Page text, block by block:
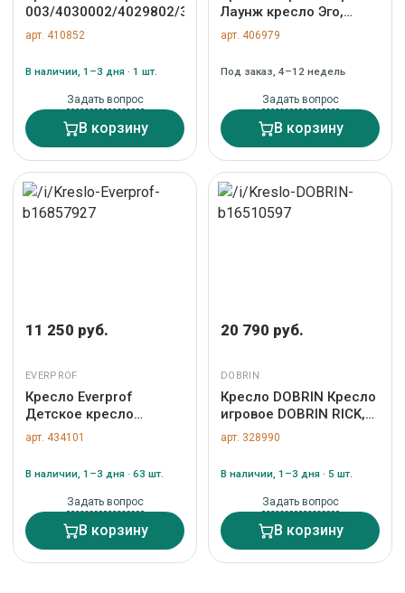
003/4030002/4029802/3630001163
арт. 410852
В наличии, 1–3 дня · 1 шт.
Задать вопрос
В корзину
Лаунж кресло Эго,
микромех темный арт.
24568
арт. 406979
Под заказ, 4–12 недель
Задать вопрос
В корзину
11 250 руб.
EVERPROF
Кресло Everprof
Детское кресло
Everprof Kids (Кидс)
103 Ткань Темно-
арт. 434101
В наличии, 1–3 дня · 63 шт.
Задать вопрос
В корзину
20 790 руб.
DOBRIN
Кресло DOBRIN Кресло
игровое DOBRIN RICK,
черно-желтая ткань
арт. LMR-132B_P_TT-
арт. 328990
В наличии, 1–3 дня · 5 шт.
Задать вопрос
В корзину